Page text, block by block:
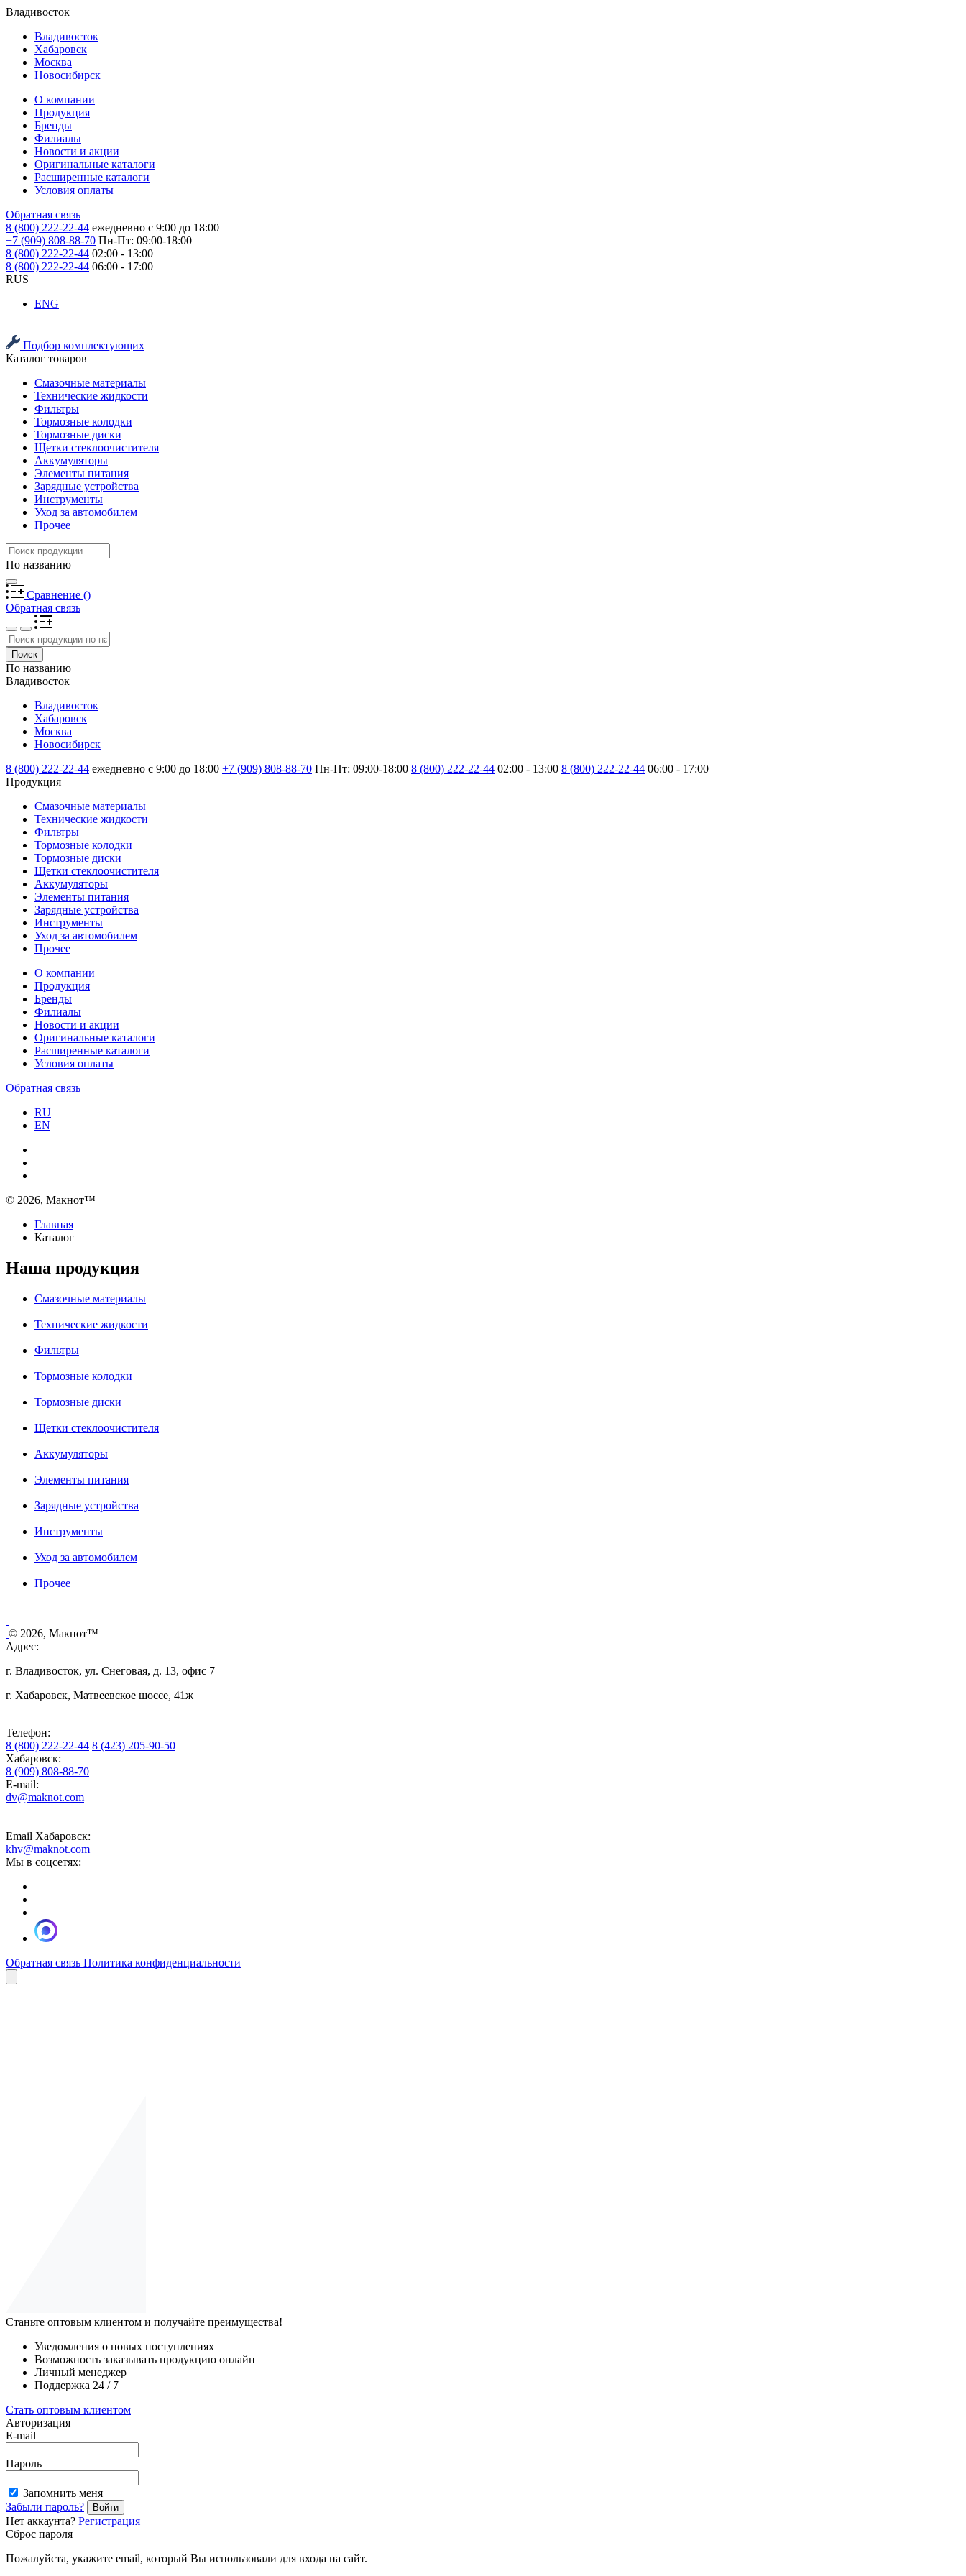
Владивосток
Владивосток
Хабаровск
Москва
Новосибирск
О компании
Продукция
Бренды
Филиалы
Новости и акции
Оригинальные каталоги
Расширенные каталоги
Условия оплаты
Обратная связь
8 (800) 222-22-44 ежедневно с 9:00 до 18:00
+7 (909) 808-88-70 Пн-Пт: 09:00-18:00
8 (800) 222-22-44 02:00 - 13:00
8 (800) 222-22-44 06:00 - 17:00
RUS
ENG
Подбор комплектующих
Каталог товаров
Смазочные материалы
Технические жидкости
Фильтры
Тормозные колодки
Тормозные диски
Щетки стеклоочистителя
Аккумуляторы
Элементы питания
Зарядные устройства
Инструменты
Уход за автомобилем
Прочее
По названию
Сравнение ()
Обратная связь
Поиск
По названию
Владивосток
Владивосток
Хабаровск
Москва
Новосибирск
8 (800) 222-22-44 ежедневно с 9:00 до 18:00 +7 (909) 808-88-70 Пн-Пт: 09:00-18:00 8 (800) 222-22-44 02:00 - 13:00 8 (800) 222-22-44 06:00 - 17:00
Продукция
Смазочные материалы
Технические жидкости
Фильтры
Тормозные колодки
Тормозные диски
Щетки стеклоочистителя
Аккумуляторы
Элементы питания
Зарядные устройства
Инструменты
Уход за автомобилем
Прочее
О компании
Продукция
Бренды
Филиалы
Новости и акции
Оригинальные каталоги
Расширенные каталоги
Условия оплаты
Обратная связь
RU
EN
© 2026, Макнот™
Главная
Каталог
Наша продукция
Смазочные материалы
Технические жидкости
Фильтры
Тормозные колодки
Тормозные диски
Щетки стеклоочистителя
Аккумуляторы
Элементы питания
Зарядные устройства
Инструменты
Уход за автомобилем
Прочее
© 2026, Макнот™
Адрес:
г. Владивосток, ул. Снеговая, д. 13, офис 7
г. Хабаровск, Матвеевское шоссе, 41ж
Телефон:
8 (800) 222-22-44 8 (423) 205-90-50
Хабаровск:
8 (909) 808-88-70
E-mail:
dv@maknot.com
Email Хабаровск:
khv@maknot.com
Мы в соцсетях:
Обратная связь Политика конфиденциальности
Станьте оптовым клиентом и получайте преимущества!
Уведомления о новых поступлениях
Возможность заказывать продукцию онлайн
Личный менеджер
Поддержка 24 / 7
Стать оптовым клиентом
Авторизация
E-mail
Пароль
Запомнить меня
Забыли пароль?
Войти
Нет аккаунта? Регистрация
Сброс пароля
Пожалуйста, укажите email, который Вы использовали для входа на сайт.